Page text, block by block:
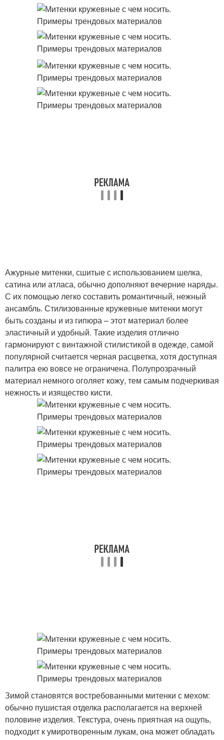
Ажурные митенки, сшитые с использованием шелка,
сатина или атласа, обычно дополняют вечерние наряды.
С их помощью легко составить романтичный, нежный
ансамбль. Стилизованные кружевные митенки могут
быть созданы и из гипюра – этот материал более
эластичный и удобный. Такие изделия отлично
гармонируют с винтажной стилистикой в одежде, самой
популярной считается черная расцветка, хотя доступная
палитра ею вовсе не ограничена. Полупрозрачный
материал немного оголяет кожу, тем самым подчеркивая
нежность и изящество кисти.
Зимой становятся востребованными митенки с мехом:
обычно пушистая отделка располагается на верхней
половине изделия. Текстура, очень приятная на ощупь,
подходит к умиротворенным лукам, она может обладать